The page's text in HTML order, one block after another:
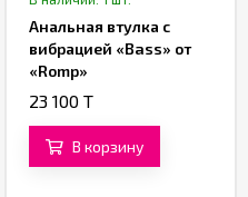
Анальная втулка с
вибрацией «Bass» от
«Romp»
23 100 T
В корзину